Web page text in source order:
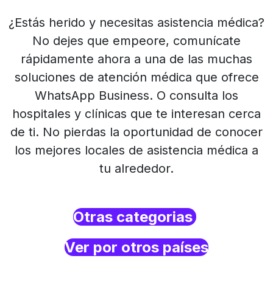
¿Estás herido y necesitas asistencia médica?
No dejes que empeore, comunícate
rápidamente ahora a una de las muchas
soluciones de atención médica que ofrece
WhatsApp Business. O consulta los
hospitales y clínicas que te interesan cerca
de ti. No pierdas la oportunidad de conocer
los mejores locales de asistencia médica a
tu alrededor.
Otras categorias
Ver por otros países